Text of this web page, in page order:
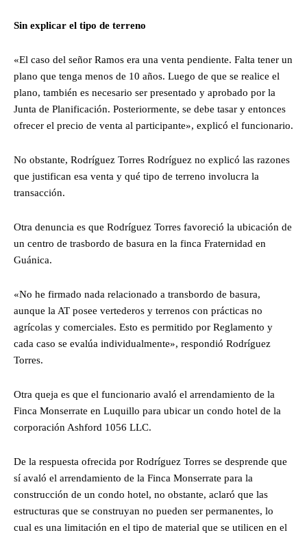
Sin explicar el tipo de terreno
«El caso del señor Ramos era una venta pendiente. Falta tener un
plano que tenga menos de 10 años. Luego de que se realice el
plano, también es necesario ser presentado y aprobado por la
Junta de Planificación. Posteriormente, se debe tasar y entonces
ofrecer el precio de venta al participante», explicó el funcionario.
No obstante, Rodríguez Torres Rodríguez no explicó las razones
que justifican esa venta y qué tipo de terreno involucra la
transacción.
Otra denuncia es que Rodríguez Torres favoreció la ubicación de
un centro de trasbordo de basura en la finca Fraternidad en
Guánica.
«No he firmado nada relacionado a transbordo de basura,
aunque la AT posee vertederos y terrenos con prácticas no
agrícolas y comerciales. Esto es permitido por Reglamento y
cada caso se evalúa individualmente», respondió Rodríguez
Torres.
Otra queja es que el funcionario avaló el arrendamiento de la
Finca Monserrate en Luquillo para ubicar un condo hotel de la
corporación Ashford 1056 LLC.
De la respuesta ofrecida por Rodríguez Torres se desprende que
sí avaló el arrendamiento de la Finca Monserrate para la
construcción de un condo hotel, no obstante, aclaró que las
estructuras que se construyan no pueden ser permanentes, lo
cual es una limitación en el tipo de material que se utilicen en el